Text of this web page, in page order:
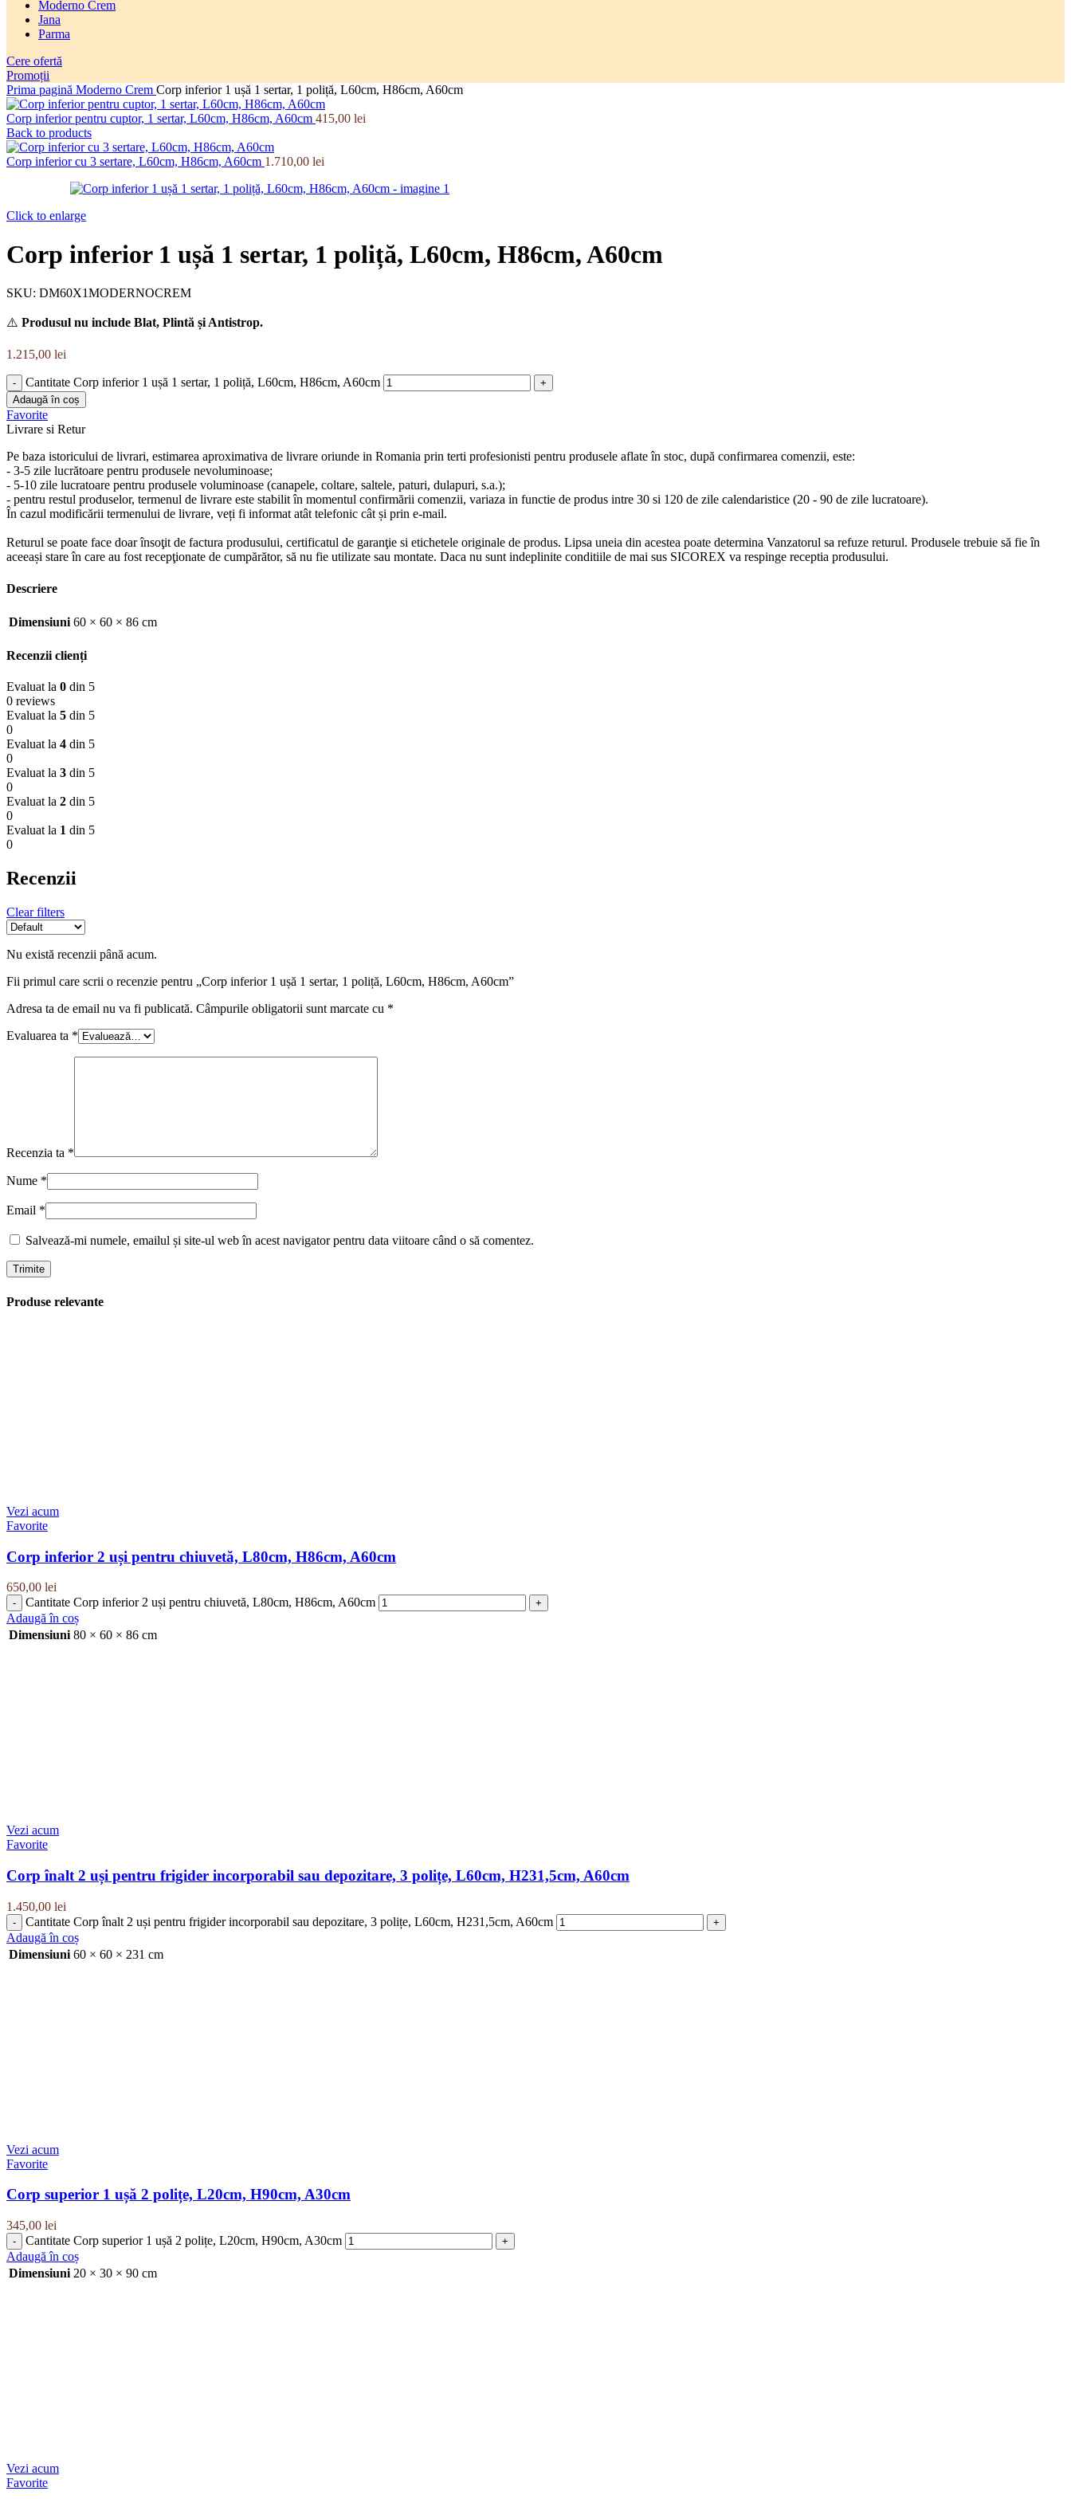
Moderno Crem
Jana
Parma
Cere ofertă
Promoții
Prima pagină Moderno Crem Corp inferior 1 ușă 1 sertar, 1 poliță, L60cm, H86cm, A60cm
Corp inferior pentru cuptor, 1 sertar, L60cm, H86cm, A60cm 415,00 lei
Back to products
Corp inferior cu 3 sertare, L60cm, H86cm, A60cm 1.710,00 lei
Click to enlarge
Corp inferior 1 ușă 1 sertar, 1 poliță, L60cm, H86cm, A60cm
SKU: DM60X1MODERNOCREM
⚠️ Produsul nu include Blat, Plintă și Antistrop.
1.215,00 lei
Cantitate Corp inferior 1 ușă 1 sertar, 1 poliță, L60cm, H86cm, A60cm
Adaugă în coș
Favorite
Livrare si Retur
Pe baza istoricului de livrari, estimarea aproximativa de livrare oriunde in Romania prin terti profesionisti pentru produsele aflate în stoc, după confirmarea comenzii, este:
- 3-5 zile lucrătoare pentru produsele nevoluminoase;
- 5-10 zile lucratoare pentru produsele voluminoase (canapele, coltare, saltele, paturi, dulapuri, s.a.);
- pentru restul produselor, termenul de livrare este stabilit în momentul confirmării comenzii, variaza in functie de produs intre 30 si 120 de zile calendaristice (20 - 90 de zile lucratoare).
În cazul modificării termenului de livrare, veți fi informat atât telefonic cât și prin e-mail.
Returul se poate face doar însoţit de factura produsului, certificatul de garanţie si etichetele originale de produs. Lipsa uneia din acestea poate determina Vanzatorul sa refuze returul. Produsele trebuie să fie în
aceeași stare în care au fost recepţionate de cumpărător, să nu fie utilizate sau montate. Daca nu sunt indeplinite conditiile de mai sus SICOREX va respinge receptia produsului.
Descriere
Dimensiuni 60 × 60 × 86 cm
Recenzii clienți
Evaluat la 0 din 5
0 reviews
Evaluat la 5 din 5
0
Evaluat la 4 din 5
0
Evaluat la 3 din 5
0
Evaluat la 2 din 5
0
Evaluat la 1 din 5
0
Recenzii
Clear filters
Nu există recenzii până acum.
Fii primul care scrii o recenzie pentru „Corp inferior 1 ușă 1 sertar, 1 poliță, L60cm, H86cm, A60cm”
Adresa ta de email nu va fi publicată. Câmpurile obligatorii sunt marcate cu *
Evaluarea ta *
Recenzia ta *
Nume *
Email *
Salvează-mi numele, emailul și site-ul web în acest navigator pentru data viitoare când o să comentez.
Produse relevante
Vezi acum
Favorite
Corp inferior 2 uși pentru chiuvetă, L80cm, H86cm, A60cm
650,00 lei
Cantitate Corp inferior 2 uși pentru chiuvetă, L80cm, H86cm, A60cm
Adaugă în coș
Dimensiuni 80 × 60 × 86 cm
Vezi acum
Favorite
Corp înalt 2 uși pentru frigider incorporabil sau depozitare, 3 polițe, L60cm, H231,5cm, A60cm
1.450,00 lei
Cantitate Corp înalt 2 uși pentru frigider incorporabil sau depozitare, 3 polițe, L60cm, H231,5cm, A60cm
Adaugă în coș
Dimensiuni 60 × 60 × 231 cm
Vezi acum
Favorite
Corp superior 1 ușă 2 polițe, L20cm, H90cm, A30cm
345,00 lei
Cantitate Corp superior 1 ușă 2 polițe, L20cm, H90cm, A30cm
Adaugă în coș
Dimensiuni 20 × 30 × 90 cm
Vezi acum
Favorite